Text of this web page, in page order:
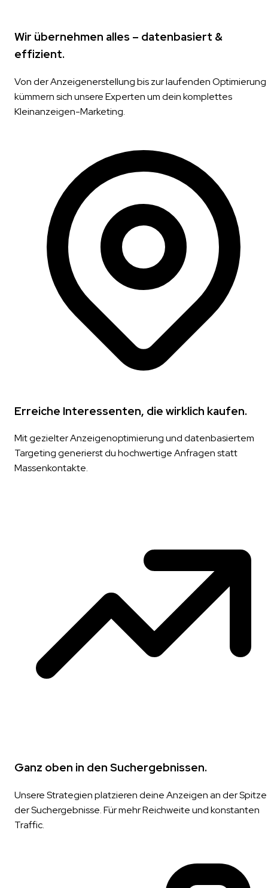
Wir übernehmen alles – datenbasiert &
effizient.
Von der Anzeigenerstellung bis zur laufenden Optimierung
kümmern sich unsere Experten um dein komplettes
Kleinanzeigen-Marketing.
Erreiche Interessenten, die wirklich kaufen.
Mit gezielter Anzeigenoptimierung und datenbasiertem
Targeting generierst du hochwertige Anfragen statt
Massenkontakte.
Ganz oben in den Suchergebnissen.
Unsere Strategien platzieren deine Anzeigen an der Spitze
der Suchergebnisse. Für mehr Reichweite und konstanten
Traffic.